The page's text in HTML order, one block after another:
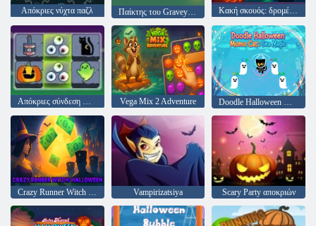
Απόκριες νύχτα παζλ Παίκτης του Graveyard Wars Two Κακή σκουός: δρομέας αποκριών
Απόκριες σύνδεση Mahjong Vega Mix 2 Adventure Doodle Halloween Momo Cat : Sea Magic
Crazy Runner Witch Halloween Vampirizatsiya Scary Party αποκριών